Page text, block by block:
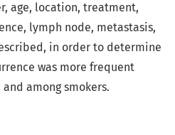
age, location, treatment,
lymph node, metastasis,
in order to determine
was more frequent
among smokers.